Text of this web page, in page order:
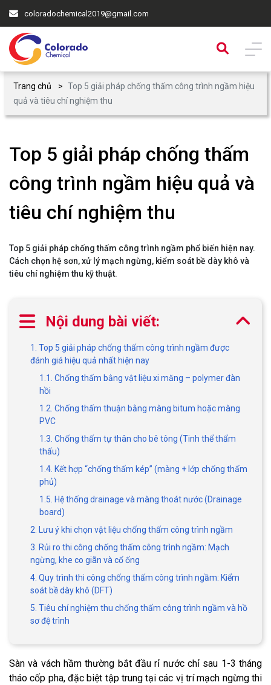
coloradochemical2019@gmail.com
Trang chủ
Top 5 giải pháp chống thấm công trình ngầm hiệu
quả và tiêu chí nghiệm thu
Top 5 giải pháp chống thấm
công trình ngầm hiệu quả và
tiêu chí nghiệm thu
Top 5 giải pháp chống thấm công trình ngầm phổ biến hiện nay.
Cách chọn hệ sơn, xử lý mạch ngừng, kiểm soát bề dày khô và
tiêu chí nghiệm thu kỹ thuật.
Nội dung bài viết:
1. Top 5 giải pháp chống thấm công trình ngầm được
đánh giá hiệu quả nhất hiện nay
1.1. Chống thấm bằng vật liệu xi măng – polymer đàn
hồi
1.2. Chống thấm thuận bằng màng bitum hoặc màng
PVC
1.3. Chống thấm tự thân cho bê tông (Tinh thể thẩm
thấu)
1.4. Kết hợp “chống thấm kép” (màng + lớp chống thấm
phủ)
1.5. Hệ thống drainage và màng thoát nước (Drainage
board)
2. Lưu ý khi chọn vật liệu chống thấm công trình ngầm
3. Rủi ro thi công chống thấm công trình ngầm: Mạch
ngừng, khe co giãn và cổ ống
4. Quy trình thi công chống thấm công trình ngầm: Kiểm
soát bề dày khô (DFT)
5. Tiêu chí nghiệm thu chống thấm công trình ngầm và hồ
sơ đệ trình
Sàn và vách hầm thường bắt đầu rỉ nước chỉ sau 1-3 tháng
tháo cốp pha, đặc biệt tập trung tại các vị trí mạch ngừng thi